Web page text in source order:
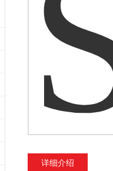
详细介绍